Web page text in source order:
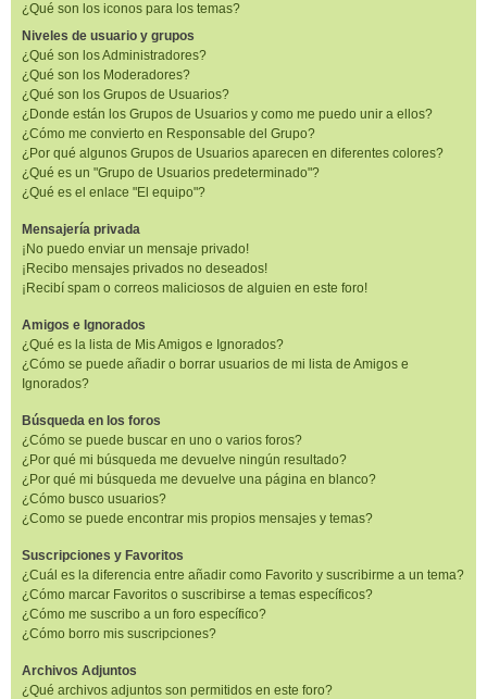
¿Qué son los iconos para los temas?
Niveles de usuario y grupos
¿Qué son los Administradores?
¿Qué son los Moderadores?
¿Qué son los Grupos de Usuarios?
¿Donde están los Grupos de Usuarios y como me puedo unir a ellos?
¿Cómo me convierto en Responsable del Grupo?
¿Por qué algunos Grupos de Usuarios aparecen en diferentes colores?
¿Qué es un "Grupo de Usuarios predeterminado"?
¿Qué es el enlace "El equipo"?
Mensajería privada
¡No puedo enviar un mensaje privado!
¡Recibo mensajes privados no deseados!
¡Recibí spam o correos maliciosos de alguien en este foro!
Amigos e Ignorados
¿Qué es la lista de Mis Amigos e Ignorados?
¿Cómo se puede añadir o borrar usuarios de mi lista de Amigos e
Ignorados?
Búsqueda en los foros
¿Cómo se puede buscar en uno o varios foros?
¿Por qué mi búsqueda me devuelve ningún resultado?
¿Por qué mi búsqueda me devuelve una página en blanco?
¿Cómo busco usuarios?
¿Como se puede encontrar mis propios mensajes y temas?
Suscripciones y Favoritos
¿Cuál es la diferencia entre añadir como Favorito y suscribirme a un tema?
¿Cómo marcar Favoritos o suscribirse a temas específicos?
¿Cómo me suscribo a un foro específico?
¿Cómo borro mis suscripciones?
Archivos Adjuntos
¿Qué archivos adjuntos son permitidos en este foro?